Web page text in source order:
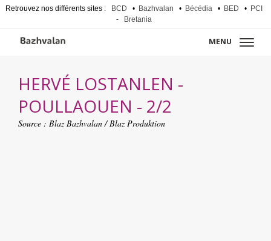
Retrouvez nos différents sites : BCD • Bazhvalan • Bécédia • BED •
PCI
-
Bretania
MENU
HERVÉ LOSTANLEN -
POULLAOUEN - 2/2
Source : Blaz Bazhvalan / Blaz Produktion